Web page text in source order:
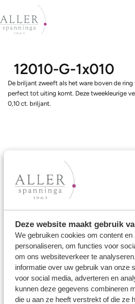
Deze website maakt gebruik
We gebruiken cookies om content en
personaliseren, om functies voor
om ons websiteverkeer te
informatie over uw gebruik van onze
voor social media, adverteren en
kunnen deze gegevens combineren
die u aan ze heeft verstrekt of die ze
12010-G-1x010
De briljant zweeft als het ware boven de ring
perfect tot uiting komt. Deze tweekleurige
0,10 ct. briljant.
Ons aanbod
Trouwringen
Verlovingsringen
Vriendschapsringen
Over ons
Aller Spanninga
Historie